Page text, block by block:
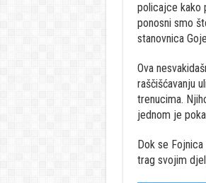
policajce kako
ponosni smo
stanovnica
Ova
raščišćavanju
trenucima.
jednom je
Dok se
trag svojim